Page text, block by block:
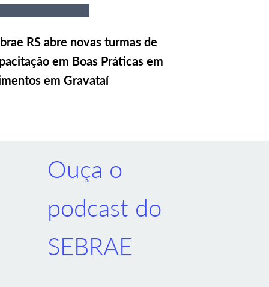
RS abre novas turmas de
em Boas Práticas em
em Gravataí
Ouça o
podcast do
SEBRAE